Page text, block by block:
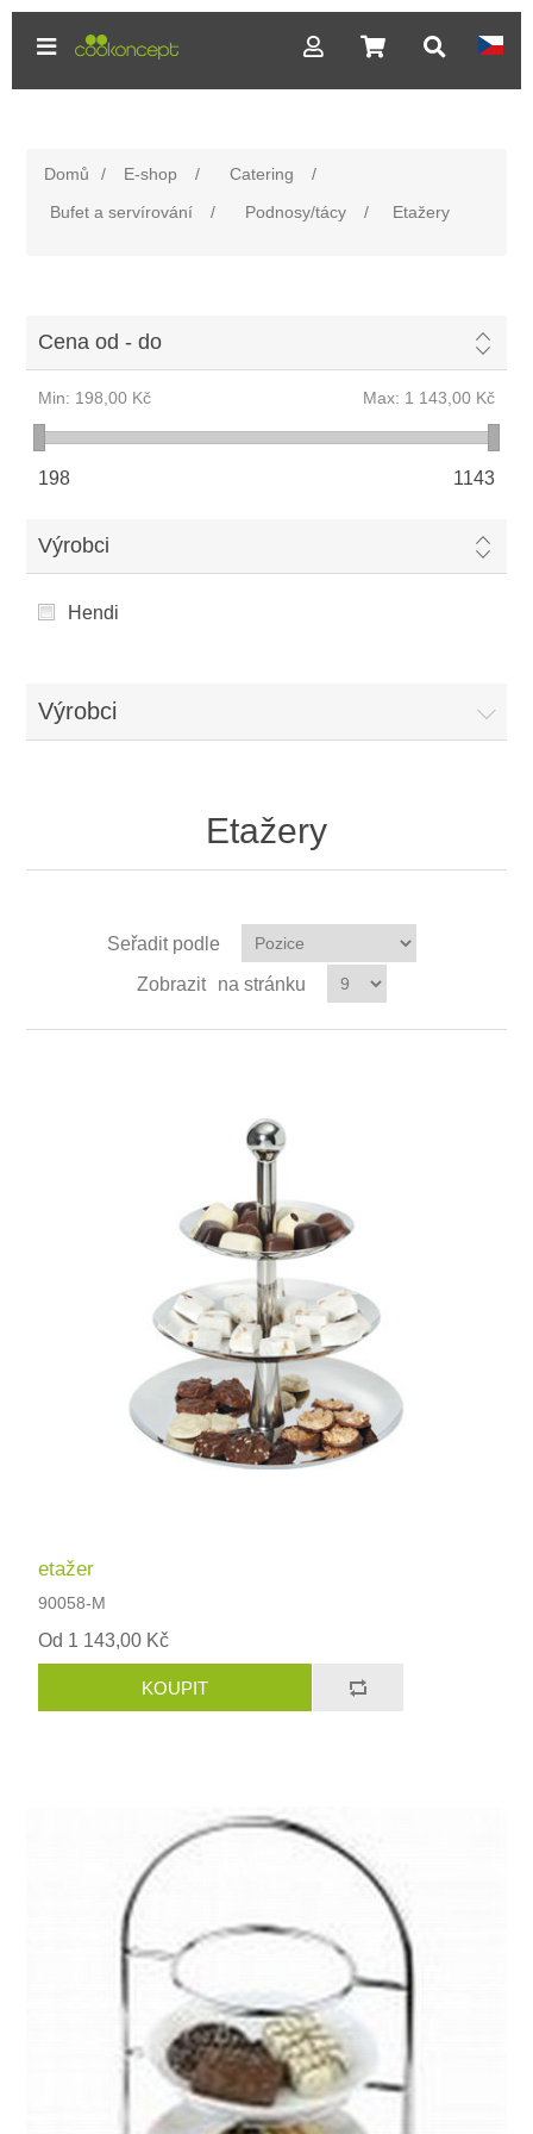
Domů / E-shop / Catering
/
Bufet a servírování
/ Podnosy/tácy / Etažery
Cena od - do
Min: 198,00 Kč Max: 1 143,00 Kč
198 1143
Výrobci
Hendi
Výrobci
Etažery
Seřadit podle
Zobrazit
na stránku
etažer
90058-M
Od 1 143,00 Kč